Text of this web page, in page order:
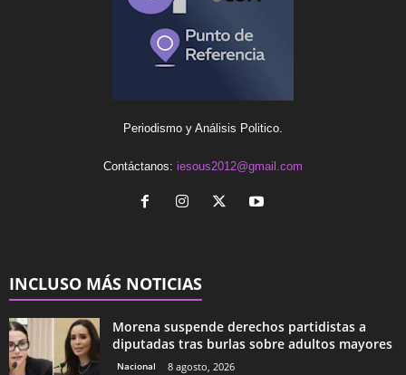
Periodismo y Análisis Politico.
Contáctanos: iesous2012@gmail.com
INCLUSO MÁS NOTICIAS
Morena suspende derechos partidistas a
diputadas tras burlas sobre adultos mayores
Nacional 8 agosto, 2026